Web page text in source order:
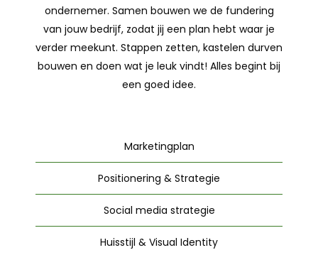
ondernemer. Samen bouwen we de fundering
van jouw bedrijf, zodat jij een plan hebt waar je
verder meekunt. Stappen zetten, kastelen durven
bouwen en doen wat je leuk vindt! Alles begint bij
een goed idee.
Marketingplan
Positionering & Strategie
Social media strategie
Huisstijl & Visual Identity